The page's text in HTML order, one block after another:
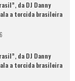
da DJ Danny
a torcida brasileira
da DJ Danny
a torcida brasileira